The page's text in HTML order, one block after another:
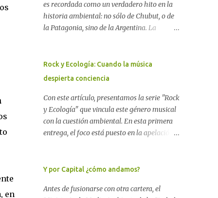
en
es recordada como un verdadero hito en la
historia ambiental: no sólo de Chubut, o de
la Patagonia, sino de la Argentina. La
para construir un basurero de residuos
nucleares en Gastre (centro-norte de
avanzó un proyecto legislativo nacional al
respecto. En este artículo, la investigadora
Ayelen Dichdji reconstruye la historia del
Movimiento Antinuclear de Chubut (MACH)
territorial frente a las imposiciones de la
3 "La crisis nuclear en el mundo. A 10 años de
Rock y Ecología: Cuando la música
despierta conciencia
Con este artículo, presentamos la serie "Rock
y Ecología" que vincula este género musical
con la cuestión ambiental. En esta primera
entrega, el foco está puesto en la apelación
Desde el legendario El Oso hasta las
en la música urbana contemporánea. Por
Y por Capital ¿cómo andamos?
Antes de fusionarse con otra cartera, el